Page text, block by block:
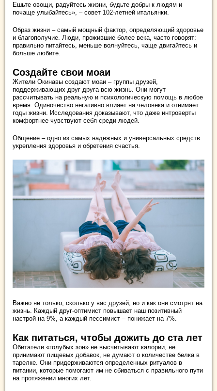
Ешьте овощи, радуйтесь жизни, будьте добры к людям и
почаще улыбайтесь», – совет 102-летней итальянки.
Образ жизни – самый мощный фактор, определяющий здоровье
и благополучие. Люди, прожившие более века, часто говорят:
правильно питайтесь, меньше волнуйтесь, чаще двигайтесь и
больше любите.
Создайте свои моаи
Жители Окинавы создают моаи – группы друзей,
поддерживающих друг друга всю жизнь. Они могут
рассчитывать на реальную и психологическую помощь в любое
время. Одиночество негативно влияет на человека и отнимает
годы жизни. Исследования доказывают, что даже интроверты
комфортнее чувствуют себя среди людей.
Общение – одно из самых надежных и универсальных средств
укрепления здоровья и обретения счастья.
Важно не только, сколько у вас друзей, но и как они смотрят на
жизнь. Каждый друг-оптимист повышает наш позитивный
настрой на 9%, а каждый пессимист – понижает на 7%.
Как питаться, чтобы дожить до ста лет
Обитатели «голубых зон» не высчитывают калории, не
принимают пищевых добавок, не думают о количестве белка в
тарелке. Они придерживаются определенных ритуалов в
питании, которые помогают им не сбиваться с правильного пути
на протяжении многих лет.